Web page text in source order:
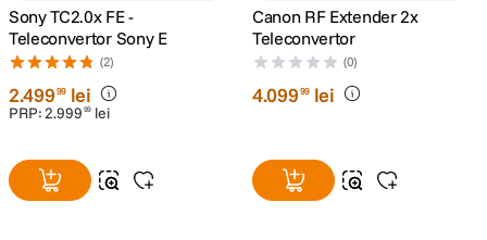
9. dji mic mini
10. dji osmo pocket 4
Sony TC2.0x FE -
Teleconvertor Sony E
(2)
2.49999 lei
PRP:2.999 99 lei
Canon RF Extender 2x
Teleconvertor
(0)
4.09999 lei